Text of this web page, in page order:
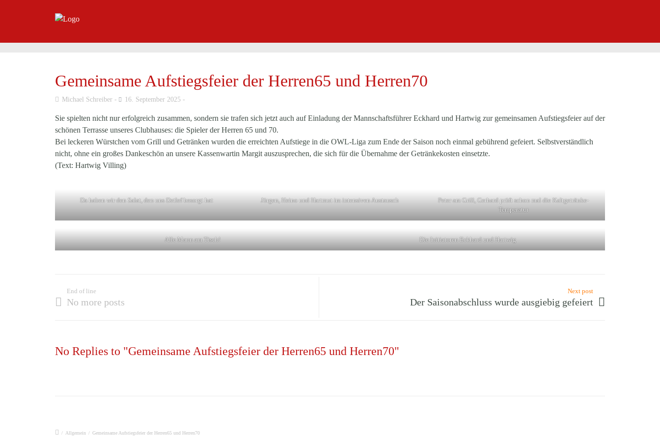
Gemeinsame Aufstiegsfeier der Herren65 und Herren70
Michael Schreiber 16. September 2025
Sie spielten nicht nur erfolgreich zusammen, sondern sie trafen sich jetzt auch auf Einladung der Mannschaftsführer Eckhard und Hartwig zur gemeinsamen Aufstiegsfeier auf der
schönen Terrasse unseres Clubhauses: die Spieler der Herren 65 und 70.
Bei leckeren Würstchen vom Grill und Getränken wurden die erreichten Aufstiege in die OWL-Liga zum Ende der Saison noch einmal gebührend gefeiert. Selbstverständlich
nicht, ohne ein großes Dankeschön an unsere Kassenwartin Margit auszusprechen, die sich für die Übernahme der Getränkekosten einsetzte.
(Text: Hartwig Villing)
Da haben wir den Salat, den uns Detlef besorgt hat Jürgen, Heino und Hartmut im intensiven Austausch
Peter am Grill, Gerhard prüft schon mal die Kaltgetränke-
Temperatur
Alle Mann am Tisch! Die Initiatoren Eckhard und Hartwig
End of line
No more posts
Next post
Der Saisonabschluss wurde ausgiebig gefeiert
No Replies to "Gemeinsame Aufstiegsfeier der Herren65 und Herren70"
/ Allgemein / Gemeinsame Aufstiegsfeier der Herren65 und Herren70